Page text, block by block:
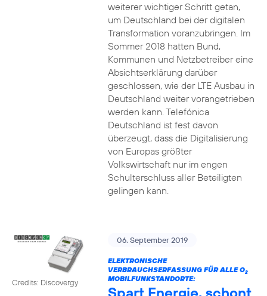
weiterer wichtiger Schritt getan,
um Deutschland bei der digitalen
Transformation voranzubringen. Im
Sommer 2018 hatten Bund,
Kommunen und Netzbetreiber eine
Absichtserklärung darüber
geschlossen, wie der LTE Ausbau in
Deutschland weiter vorangetrieben
werden kann. Telefónica
Deutschland ist fest davon
überzeugt, dass die Digitalisierung
von Europas größter
Volkswirtschaft nur im engen
Schulterschluss aller Beteiligten
gelingen kann.
Credits: Discovergy
06. September 2019
ELEKTRONISCHE
VERBRAUCHSERFASSUNG FÜR ALLE O2
MOBILFUNKSTANDORTE:
Spart Energie, schont